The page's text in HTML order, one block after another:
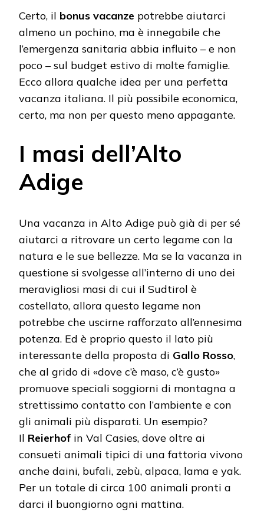
Certo, il bonus vacanze potrebbe aiutarci
almeno un pochino, ma è innegabile che
l’emergenza sanitaria abbia influito – e non
poco – sul budget estivo di molte famiglie.
Ecco allora qualche idea per una perfetta
vacanza italiana. Il più possibile economica,
certo, ma non per questo meno appagante.
I masi dell’Alto
Adige
Una vacanza in Alto Adige può già di per sé
aiutarci a ritrovare un certo legame con la
natura e le sue bellezze. Ma se la vacanza in
questione si svolgesse all’interno di uno dei
meravigliosi masi di cui il Sudtirol è
costellato, allora questo legame non
potrebbe che uscirne rafforzato all’ennesima
potenza. Ed è proprio questo il lato più
interessante della proposta di Gallo Rosso,
che al grido di «dove c’è maso, c’è gusto»
promuove speciali soggiorni di montagna a
strettissimo contatto con l’ambiente e con
gli animali più disparati. Un esempio?
Il Reierhof in Val Casies, dove oltre ai
consueti animali tipici di una fattoria vivono
anche daini, bufali, zebù, alpaca, lama e yak.
Per un totale di circa 100 animali pronti a
darci il buongiorno ogni mattina.